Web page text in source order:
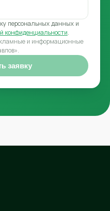
персональных данных и
конфиденциальности.
и информационные
заявку